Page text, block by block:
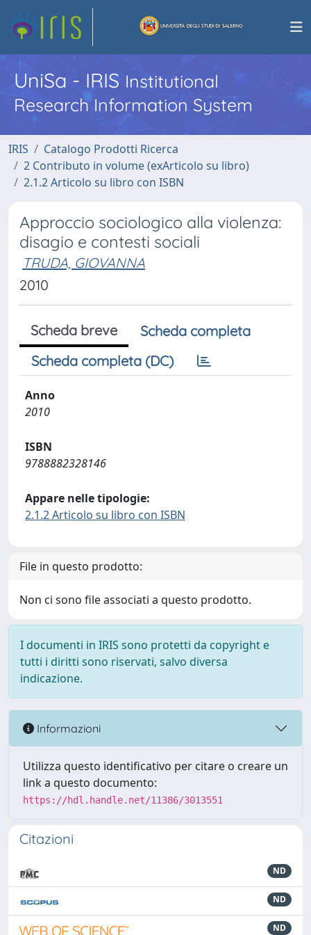
UniSa - IRISInstitutional
Research Information System
IRIS
Catalogo Prodotti Ricerca
2 Contributo in volume (exArticolo su libro)
2.1.2 Articolo su libro con ISBN
Approccio sociologico alla violenza:
disagio e contesti sociali
TRUDA, GIOVANNA
2010
Scheda breve
Scheda completa
Scheda completa (DC)
Anno
2010
ISBN
9788882328146
Appare nelle tipologie:
2.1.2 Articolo su libro con ISBN
File in questo prodotto:
Non ci sono file associati a questo prodotto.
I documenti in IRIS sono protetti da copyright e
tutti i diritti sono riservati, salvo diversa
indicazione.
Informazioni
Utilizza questo identificativo per citare o creare un
link a questo documento:
https://hdl.handle.net/11386/3013551
Citazioni
ND
ND
ND